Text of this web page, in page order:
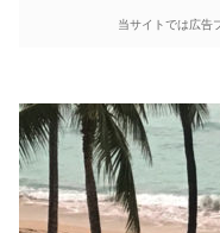
当サイトでは広告